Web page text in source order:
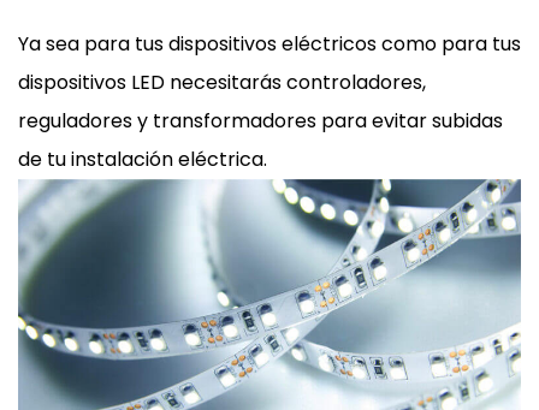
Ya sea para tus dispositivos eléctricos como para tus
dispositivos LED necesitarás controladores,
reguladores y transformadores para evitar subidas
de tu instalación eléctrica.